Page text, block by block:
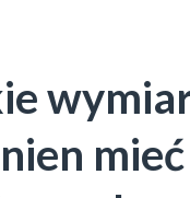
mieć